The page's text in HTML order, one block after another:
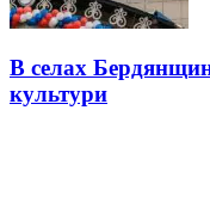
В селах
культури